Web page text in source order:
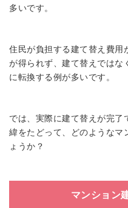
多いです。
住民が負担する建て替え費用
が得られず、建て替えではな
に転換する例が多いです。
では、実際に建て替えが完了
緯をたどって、どのようなマ
ょうか？
マンション